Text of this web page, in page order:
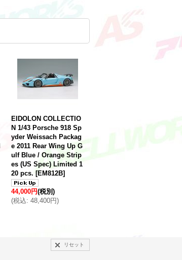
EIDOLON COLLECTIO
N 1/43 Porsche 918 Sp
yder Weissach Packag
e 2011 Rear Wing Up G
ulf Blue / Orange Strip
es (US Spec) Limited 1
20 pcs. [EM812B]
44,000円(税別)
(税込: 48,400円)
リセット